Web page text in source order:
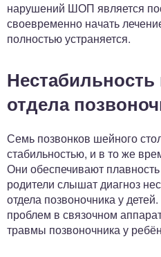
нарушений ШОП является
своевременно начать
полностью устраняется.
отдела
Семь позвонков шейного
стабильностью, и в то же
Они обеспечивают
родители слышат диагноз
отдела позвоночника у
проблем в связочном
травмы позвоночника у